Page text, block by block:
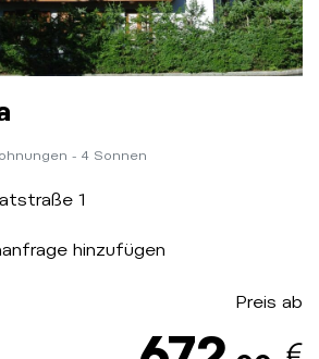
Preis ab
- 4 Sonnen
1
hinzufügen